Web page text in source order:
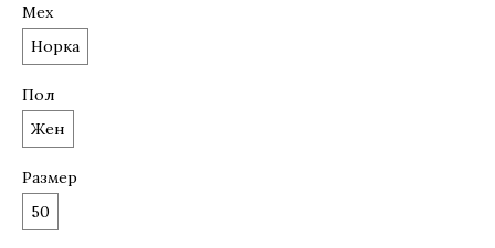
Мех
Норка
Пол
Жен
Размер
50